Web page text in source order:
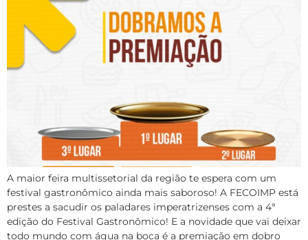
A maior feira multissetorial da região te espera com um
festival gastronômico ainda mais saboroso! A FECOIMP está
prestes a sacudir os paladares imperatrizenses com a 4ª
edição do Festival Gastronômico! E a novidade que vai deixar
todo mundo com água na boca é a premiação em dobro